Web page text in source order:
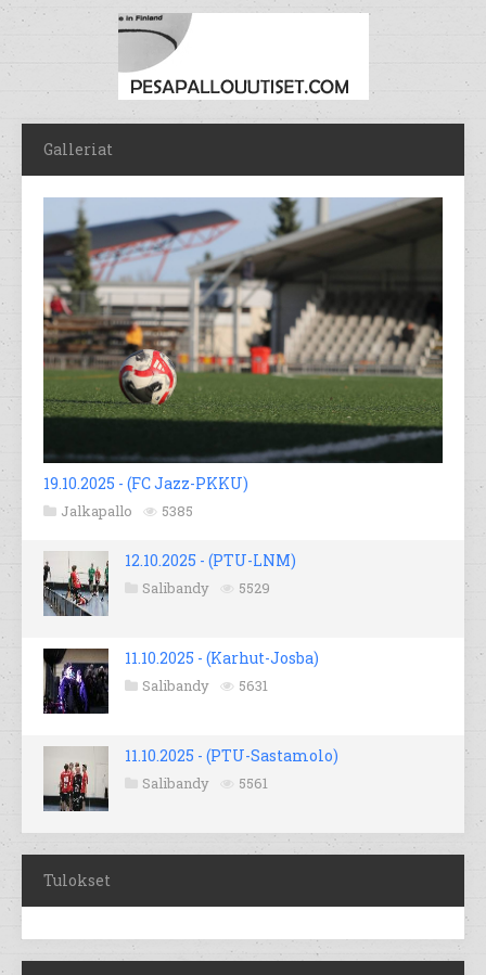
Galleriat
19.10.2025 - (FC Jazz-PKKU)
Jalkapallo 5385
12.10.2025 - (PTU-LNM)
Salibandy 5529
11.10.2025 - (Karhut-Josba)
Salibandy 5631
11.10.2025 - (PTU-Sastamolo)
Salibandy 5561
Tulokset